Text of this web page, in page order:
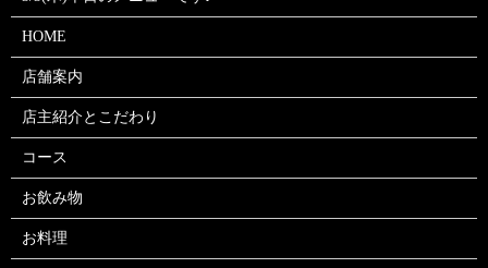
HOME
店舗案内
店主紹介とこだわり
コース
お飲み物
お料理